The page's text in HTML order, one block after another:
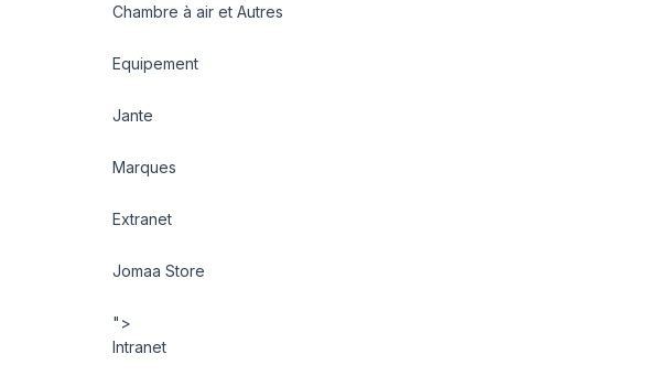
Chambre à air et Autres
Equipement
Jante
Marques
Extranet
Jomaa Store
">
Intranet